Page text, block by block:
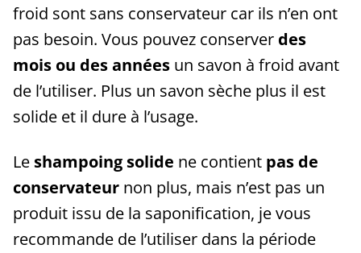
froid sont sans conservateur car ils n’en ont
pas besoin. Vous pouvez conserver des
mois ou des années un savon à froid avant
de l’utiliser. Plus un savon sèche plus il est
solide et il dure à l’usage.
Le shampoing solide ne contient pas de
conservateur non plus, mais n’est pas un
produit issu de la saponification, je vous
recommande de l’utiliser dans la période